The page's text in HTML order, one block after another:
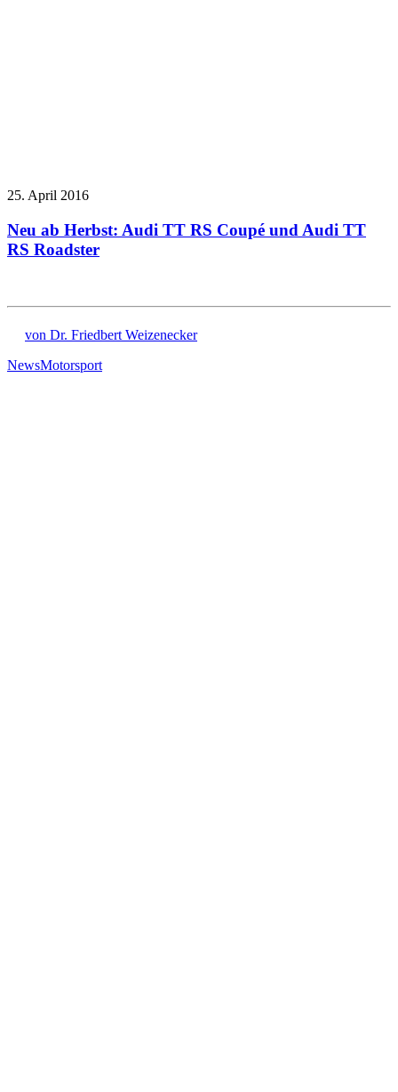
25. April 2016
Neu ab Herbst: Audi TT RS Coupé und Audi TT
RS Roadster
von Dr. Friedbert Weizenecker
NewsMotorsport